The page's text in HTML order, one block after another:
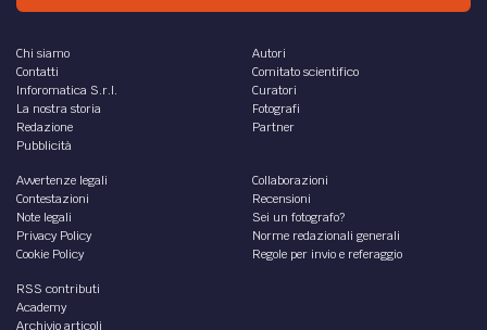
Chi siamo
Contatti
Inforomatica S.r.l.
La nostra storia
Redazione
Pubblicità
Autori
Comitato scientifico
Curatori
Fotografi
Partner
Avvertenze legali
Contestazioni
Note legali
Privacy Policy
Cookie Policy
Collaborazioni
Recensioni
Sei un fotografo?
Norme redazionali generali
Regole per invio e referaggio
RSS contributi
Academy
Archivio articoli